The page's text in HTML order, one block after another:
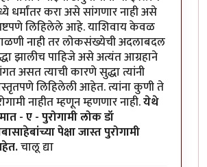
धर्मांतर करा असे सांगणार नाही असे
लिहिलेले आहे. याशिवाय केवळ
नाही तर लोकसंख्येची अदलाबदल
झालीच पाहिजे असे अत्यंत आग्रहाने
असत त्याची कारणे सुद्धा त्यांनी
लिहिलेली आहेत. त्यांना कुणी ते
नाहीत म्हणून म्हणणार नाही.येथे
- ए - पुरोगामी लोक डॉ
पेक्षा जास्त पुरोगामी
चालू द्या